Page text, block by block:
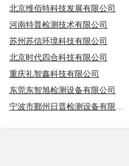
北京维佰特科技发展有限公司
河南特普检测技术有限公司
苏州苏信环境科技有限公司
北京时代四合科技有限公司
重庆礼智鑫科技有限公司
东莞东智旭检测设备有限公司
宁波市鄞州日晋检测设备有限公司